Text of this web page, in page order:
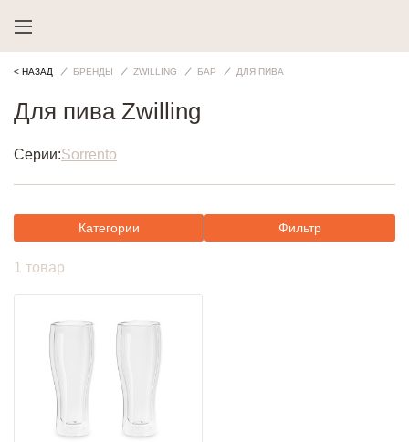
< НАЗАД БРЕНДЫ ZWILLING БАР ДЛЯ ПИВА
Для пива Zwilling
Серии:Sorrento
Категории Фильтр
1 товар